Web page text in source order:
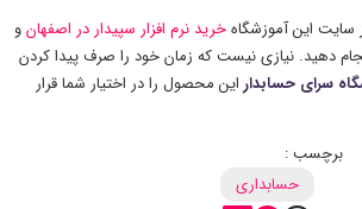
سایت این آموزشگاهخرید نرم افزار سپیدار در اصفهانو
انجام دهید. نیازی نیست که زمان خود را صرف پیدا کردن
سرای حسابداراین محصول را در اختیار شما قرار
برچسب :
حسابداری